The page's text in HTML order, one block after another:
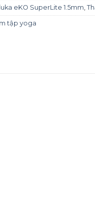
eKO SuperLite 1.5mm,
tập yoga